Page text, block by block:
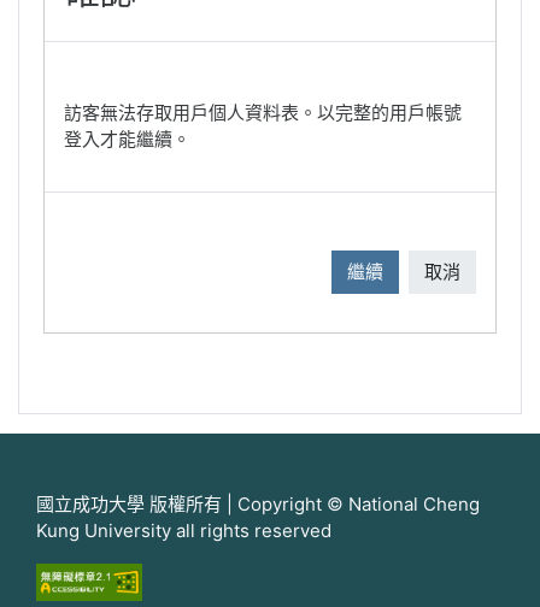
訪客無法存取用戶個人資料表。以完整的用戶帳號
登入才能繼續。
繼續 取消
國立成功大學 版權所有 | Copyright © National Cheng
Kung University all rights reserved